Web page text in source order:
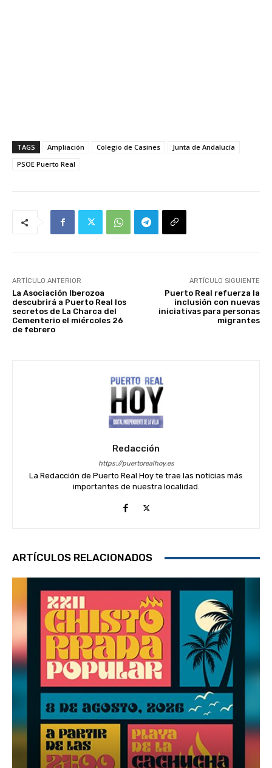
TAGS Ampliación Colegio de Casines
Junta de Andalucía
PSOE Puerto Real
ARTÍCULO ANTERIOR
La Asociación Iberozoa
descubrirá a Puerto Real los
secretos de La Charca del
Cementerio el miércoles 26
de febrero
ARTÍCULO SIGUIENTE
Puerto Real refuerza la
inclusión con nuevas
iniciativas para personas
migrantes
Redacción
https://puertorealhoy.es
La Redacción de Puerto Real Hoy te trae las noticias más
importantes de nuestra localidad.
ARTÍCULOS RELACIONADOS